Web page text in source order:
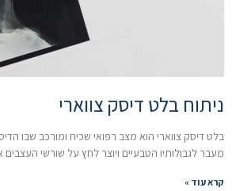
ניתוח בלט דיסק צווארי
בלט דיסק צווארי הוא מצב רפואי שכיח ומורכב שבו
מעבר לגבולותיו הטבעיים ויוצר לחץ על שורשי העצבים
קרא עוד »